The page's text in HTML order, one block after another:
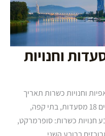
וחנויות
וחנויות כשרות תאריך
עדכון אחרון: אוגוסט 2026 בוינה פועלים 18 מסעדות, בתי קפה,
חנויות כשרות: סופרמרקט,